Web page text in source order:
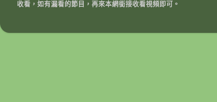
收看，如有漏看的節目，再來本網銜接收看視頻即可。